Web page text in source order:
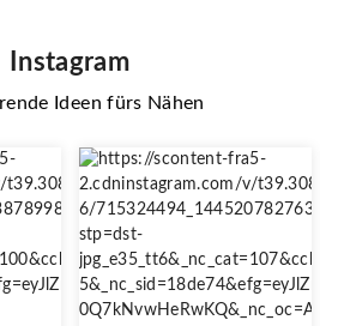
Instagram
Ideen fürs Nähen